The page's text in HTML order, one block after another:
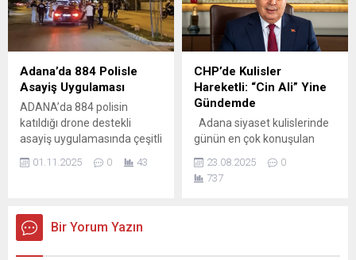
ve toplu taşıma araçlarının
aynı saatlerde trafiğe
çıkması nedeniyle birçok
ana arterde araç yoğunluğu
oluşuyor. Sabah saatlerinde
Ramazan ayı boyunca her
gün 15 bin ekmek, ilçe
genelindeki vatandaşlara
ücretsiz olarak dağıtılacak.
Toplamda 450 bin ekmeğin
ihtiyaç sahiplerine
Noktada Dağıtım Başladı
Ramazan ayının...
Adana’da 884 Polisle
Asayiş Uygulaması
ADANA’da 884 polisin
katıldığı drone destekli
asayiş uygulamasında çeşitli
suçlardan aranan 72 kişi
yakalandı. Uygulamada 8
cins ve gramajlarda
uyuşturucu madde ele
01.11.2025 0 43
CHP’de Kulisler
Hareketli: “Cin Ali” Yine
Gündemde
Adana siyaset kulislerinde
günün en çok konuşulan
isimlerinden biri yine Yüreğir
Belediye Başkanı Ali
Demirçalı. Parti içinde
23.08.2025
0
737
Bir Yorum Yazın